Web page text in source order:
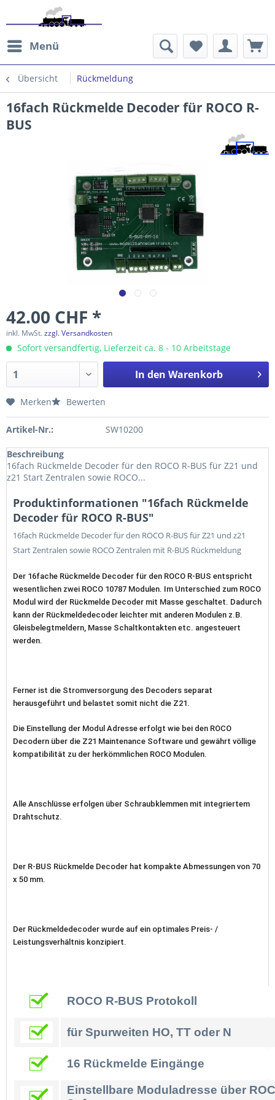
Menü
Übersicht Rückmeldung
16fach Rückmelde Decoder für ROCO R-
BUS
42.00 CHF *
inkl. MwSt.zzgl. Versandkosten
Sofort versandfertig, Lieferzeit ca. 8 - 10 Arbeitstage
In den Warenkorb
Merken Bewerten
Artikel-Nr.: SW10200
Beschreibung
16fach Rückmelde Decoder für den ROCO R-BUS für Z21 und
z21 Start Zentralen sowie ROCO...
Produktinformationen "16fach Rückmelde
Decoder für ROCO R-BUS"
16fach Rückmelde Decoder für den ROCO R-BUS für Z21 und z21
Start Zentralen sowie ROCO Zentralen mit R-BUS Rückmeldung
Der 16fache Rückmelde Decoder für den ROCO R-BUS entspricht
wesentlichen zwei ROCO 10787 Modulen. Im Unterschied zum ROCO
Modul wird der Rückmelde Decoder mit Masse geschaltet. Dadurch
kann der Rückmeldedecoder leichter mit anderen Modulen z.B.
Gleisbelegtmeldern, Masse Schaltkontakten etc. angesteuert
werden.
Ferner ist die Stromversorgung des Decoders separat
herausgeführt und belastet somit nicht die Z21.
Die Einstellung der Modul Adresse erfolgt wie bei den ROCO
Decodern über die Z21 Maintenance Software und gewährt völlige
kompatibilität zu der herkömmlichen ROCO Modulen.
Alle Anschlüsse erfolgen über Schraubklemmen mit integriertem
Drahtschutz.
Der R-BUS Rückmelde Decoder hat kompakte Abmessungen von 70
x 50 mm.
Der Rückmeldedecoder wurde auf ein optimales Preis- /
Leistungsverhältnis konzipiert.
ROCO R-BUS Protokoll
für Spurweiten HO, TT oder N
16 Rückmelde Eingänge
Einstellbare Moduladresse über